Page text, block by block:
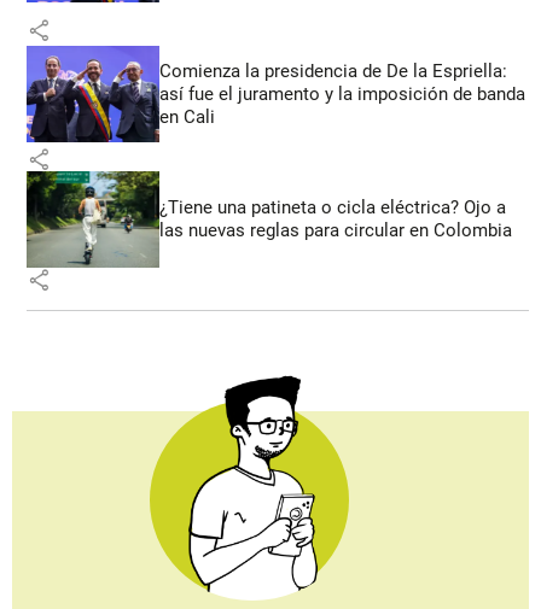
share
Comienza la presidencia de De la Espriella:
así fue el juramento y la imposición de banda
en Cali
share
¿Tiene una patineta o cicla eléctrica? Ojo a
las nuevas reglas para circular en Colombia
share